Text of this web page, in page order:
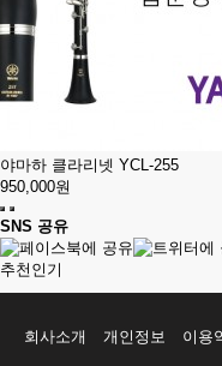
야마하 클라리넷 YCL-255
950,000원
SNS 공유
추천 인기
회사소개 개인정보 이용